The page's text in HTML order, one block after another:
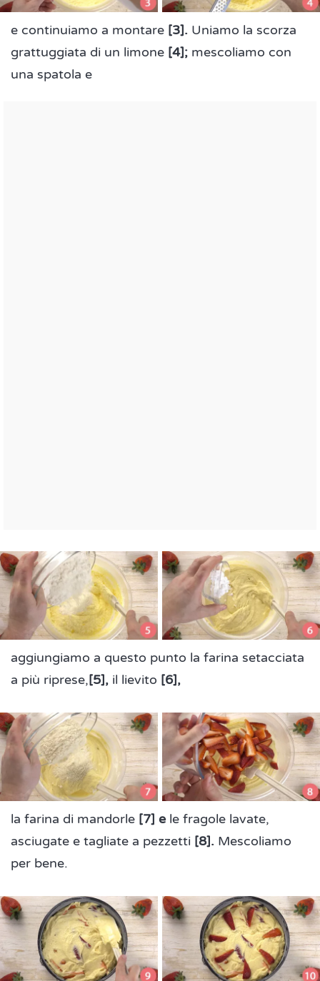
e continuiamo a montare [3]. Uniamo la scorza
grattuggiata di un limone [4]; mescoliamo con
una spatola e
aggiungiamo a questo punto la farina setacciata
a più riprese,[5], il lievito [6],
la farina di mandorle [7] ele fragole lavate,
asciugate e tagliate a pezzetti [8]. Mescoliamo
per bene.